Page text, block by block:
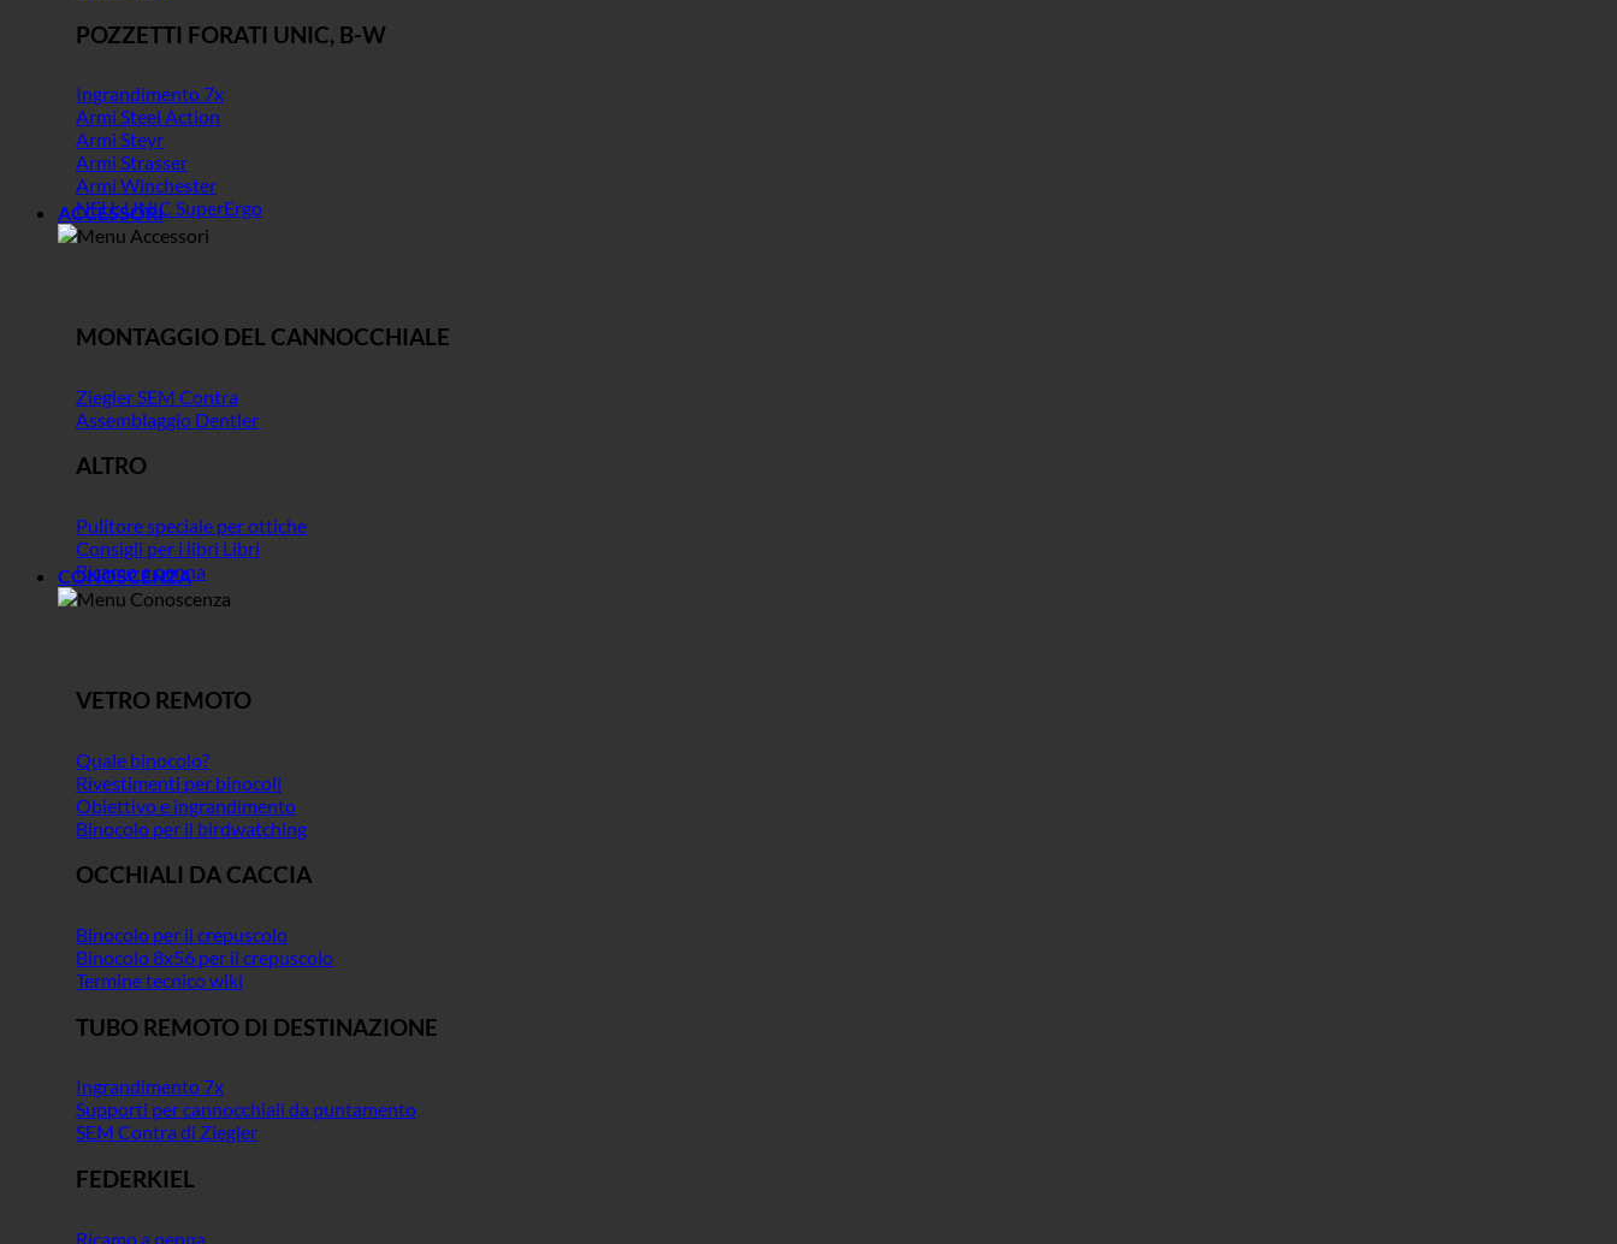
POZZETTI FORATI UNIC, B-W
Ingrandimento 7x
Armi Steel Action
Armi Steyr
Armi Strasser
Armi Winchester
NEU: UNIC SuperErgo
ACCESSORI
MONTAGGIO DEL CANNOCCHIALE
Ziegler SEM Contra
Assemblaggio Dentler
ALTRO
Pulitore speciale per ottiche
Consigli per i libri Libri
Ricamo a penna
CONOSCENZA
VETRO REMOTO
Quale binocolo?
Rivestimenti per binocoli
Obiettivo e ingrandimento
Binocolo per il birdwatching
OCCHIALI DA CACCIA
Binocolo per il crepuscolo
Binocolo 8x56 per il crepuscolo
Termine tecnico wiki
TUBO REMOTO DI DESTINAZIONE
Ingrandimento 7x
Supporti per cannocchiali da puntamento
SEM Contra di Ziegler
FEDERKIEL
Ricamo a penna